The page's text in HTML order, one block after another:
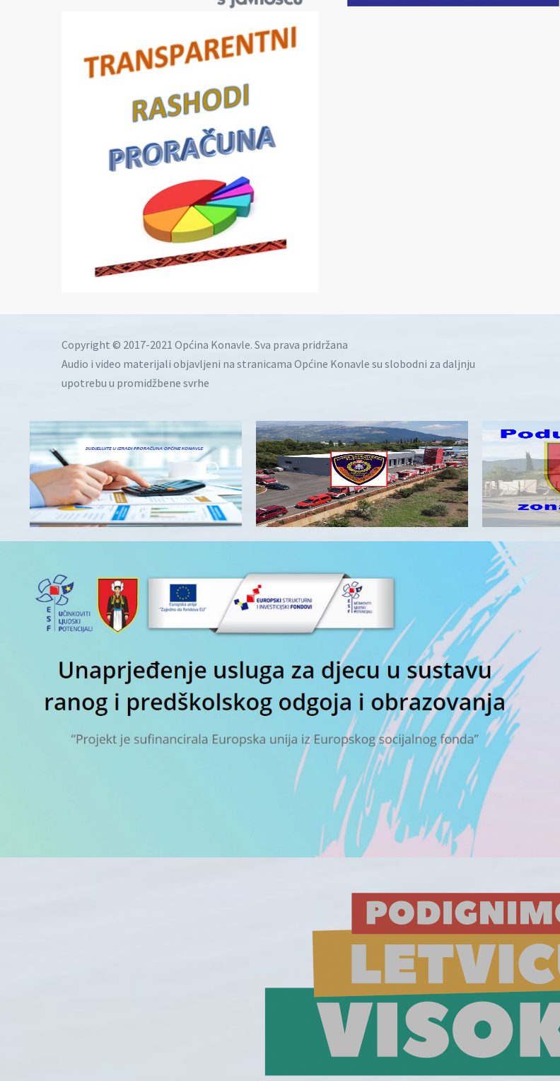
Copyright © 2017-2021 Općina Konavle. Sva prava pridržana
Audio i video materijali objavljeni na stranicama Općine Konavle su slobodni za daljnju
upotrebu u promidžbene svrhe